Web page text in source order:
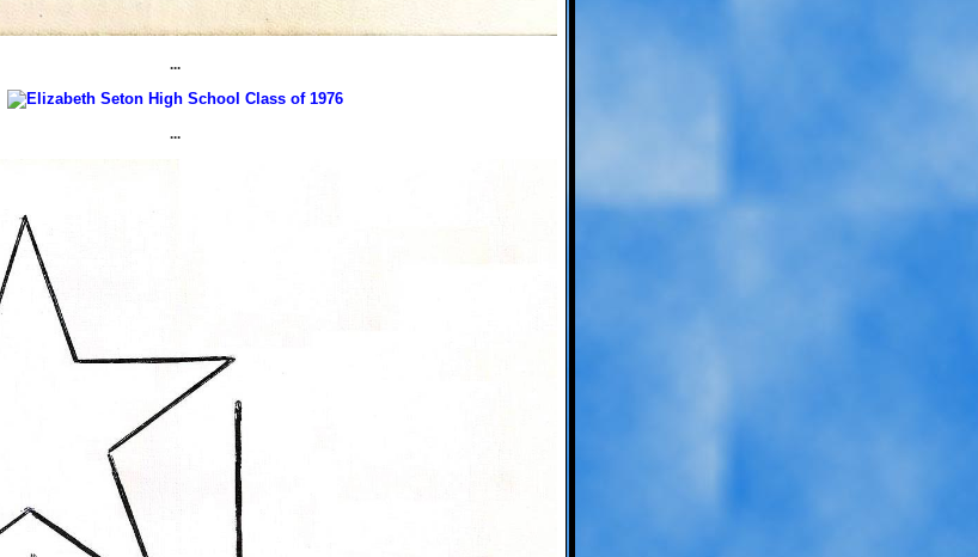
...
...